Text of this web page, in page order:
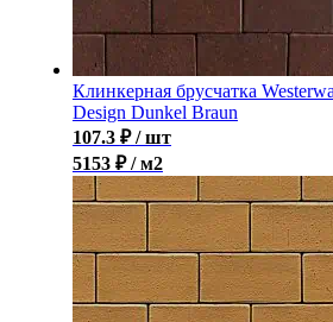
Клинкерная брусчатка
Design Dunkel Braun
107.3 ₽ / шт
5153 ₽ / м2